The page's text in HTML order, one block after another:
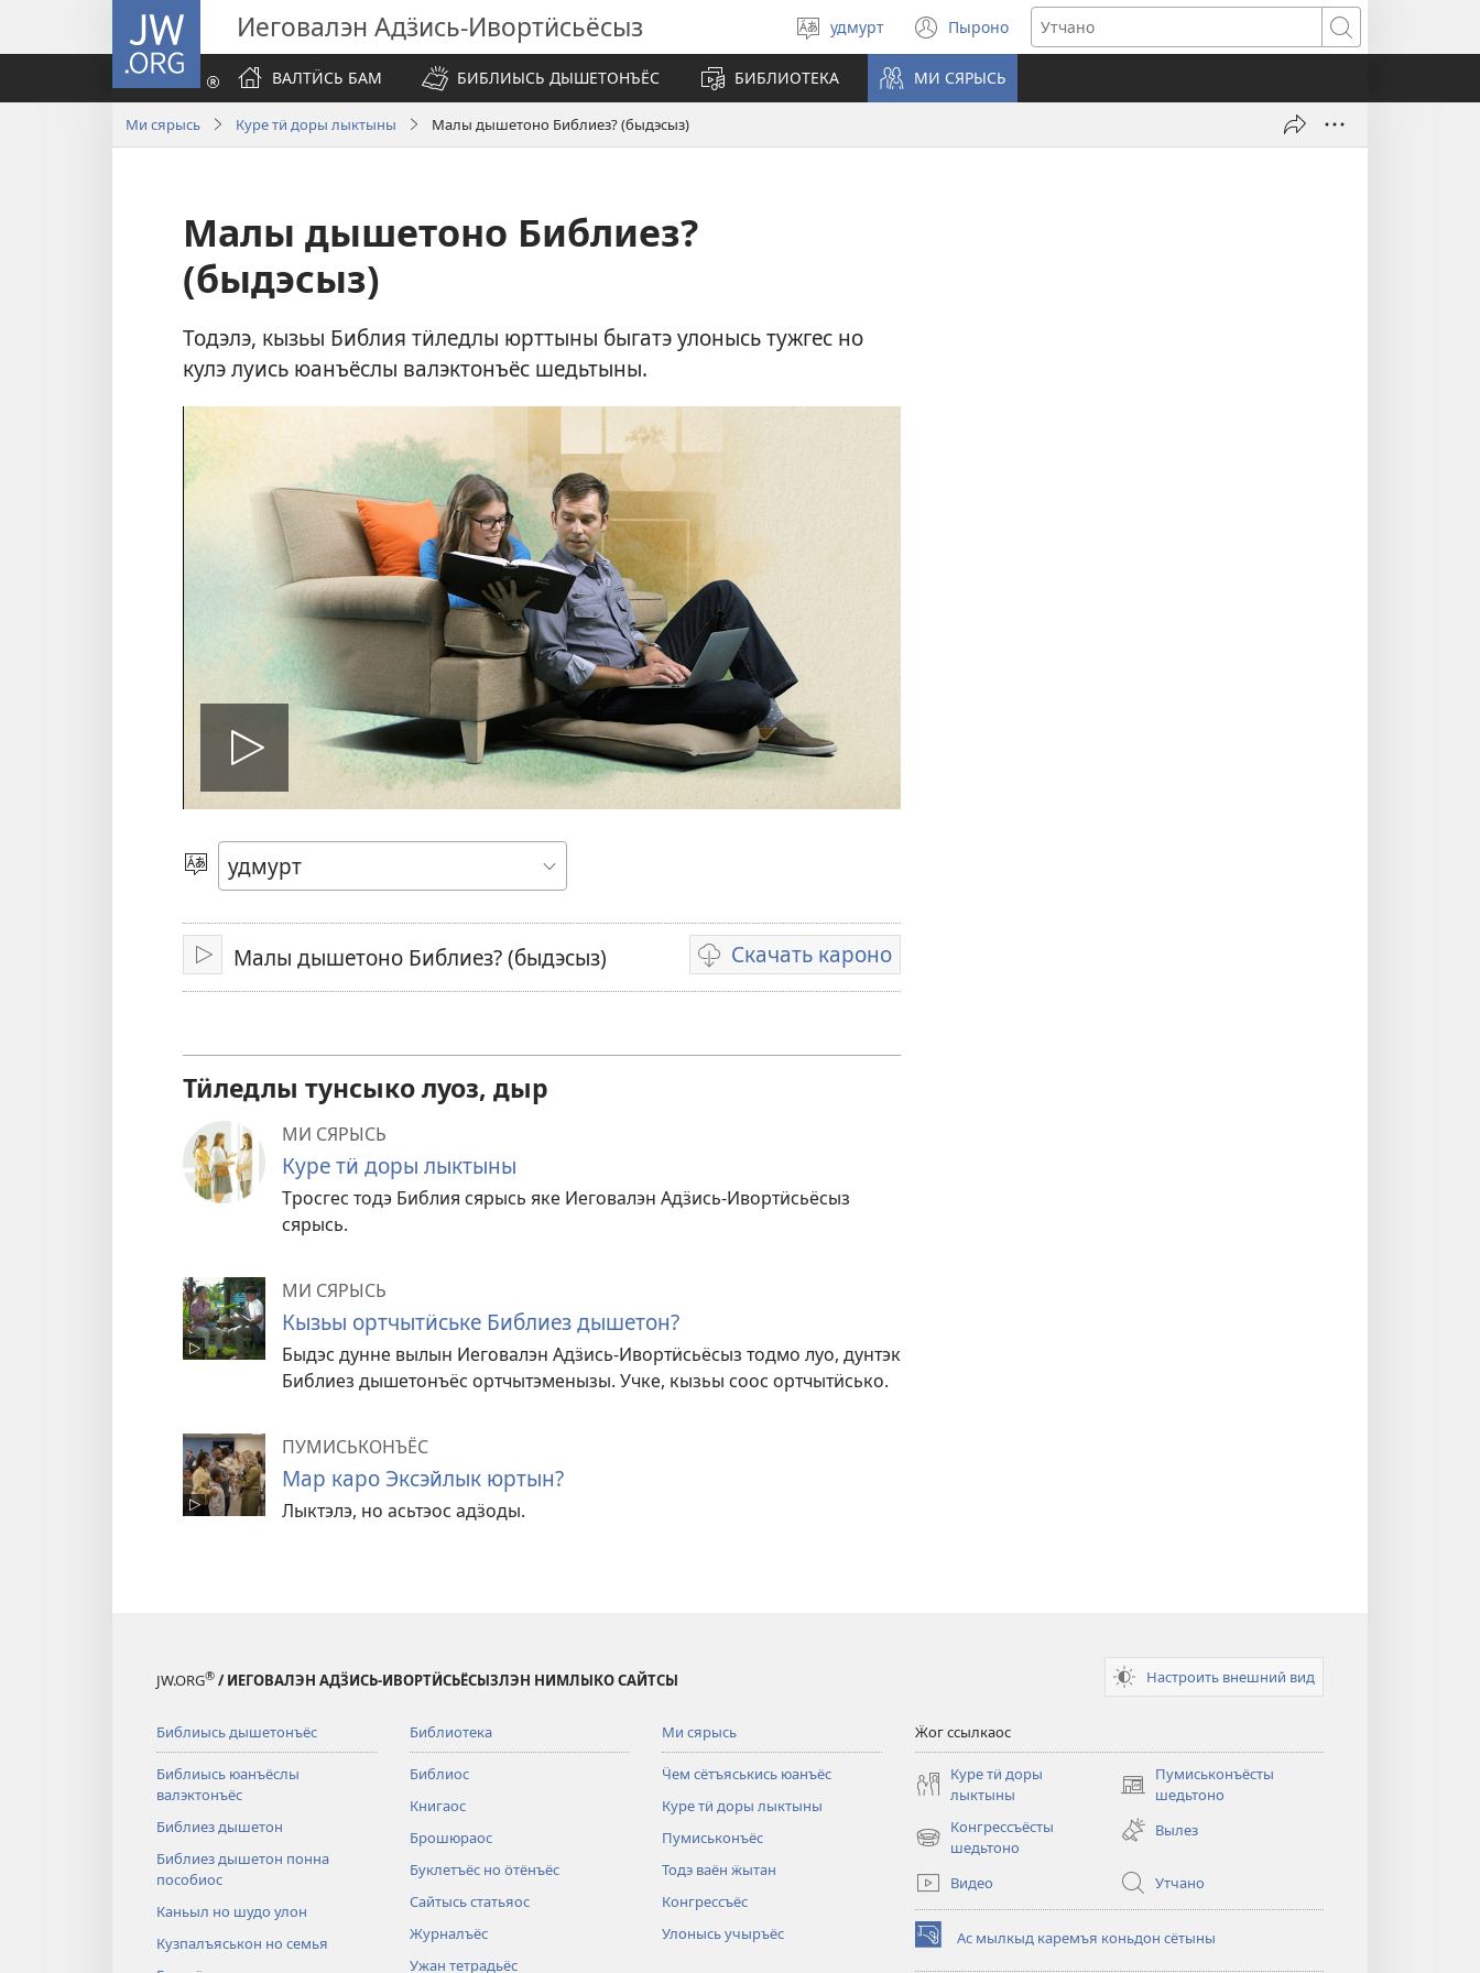
JW.ORG Иеговалэн Адӟись-Ивортӥсьёсыз
Быръе
кылэз
удмурт Пыроно
(opens
new
window)
Утчано
ВАЛТӤСЬ БАМ
БИБЛИЫСЬ ДЫШЕТОНЪЁС БИБЛИОТЕКА МИ СЯРЫСЬ
Ми сярысь Куре тӥ доры лыктыны Малы дышетоно Библиез? (быдэсыз)
Малы дышетоно Библиез?
(быдэсыз)
Тодэлэ, кызьы Библия тӥледлы юрттыны быгатэ улонысь тужгес но
кулэ луись юанъёслы валэктонъёс шедьтыны.
Лэзёно
видеороликез
Кылэз
быръёно
Лэзёно
Малы дышетоно Библиез? (быдэсыз) Скачать кароно
Видеороликъёсты
скачать
амалъёс
Тӥледлы тунсыко луоз, дыр
МИ СЯРЫСЬ
Куре тӥ доры лыктыны
Тросгес тодэ Библия сярысь яке Иеговалэн Адӟись-Ивортӥсьёсыз
сярысь.
МИ СЯРЫСЬ
Кызьы ортчытӥське Библиез дышетон?
Быдэс дунне вылын Иеговалэн Адӟись-Ивортӥсьёсыз тодмо луо, дунтэк
Библиез дышетонъёс ортчытэменызы. Учке, кызьы соос ортчытӥсько.
ПУМИСЬКОНЪЁС
Мар каро Эксэйлык юртын?
Лыктэлэ, но асьтэос адӟоды.
JW.ORG® / ИЕГОВАЛЭН АДӞИСЬ-ИВОРТӤСЬЁСЫЗЛЭН НИМЛЫКО САЙТСЫ Настроить внешний вид
Библиысь дышетонъёс
Библиысь юанъёслы
валэктонъёс
Библиез дышетон
Библиез дышетон понна
пособиос
Каньыл но шудо улон
Кузпалъяськон но семья
Библиотека
Библиос
Книгаос
Брошюраос
Буклетъёс но ӧтёнъёс
Сайтысь статьяос
Журналъёс
Ужан тетрадьёс
Ми сярысь
Ӵем сётъяськись юанъёс
Куре тӥ доры лыктыны
Пумиськонъёс
Тодэ ваён ӝытан
Конгрессъёс
Улонысь учыръёс
Ӝог ссылкаос
Куре тӥ доры
лыктыны
Пумиськонъёсты
шедьтоно
(opens
new
window)
Конгрессъёсты
шедьтоно
(opens
window)
Вылез
Видео Утчано
Ас мылкыд каремъя коньдон сётыны
(opens
new